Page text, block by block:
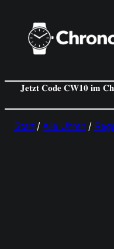
springen
𝐉𝐞𝐭𝐳𝐭 𝐂𝐨𝐝𝐞 𝐂𝐖𝟏𝟎 𝐢𝐦
Start / Alle Uhren /